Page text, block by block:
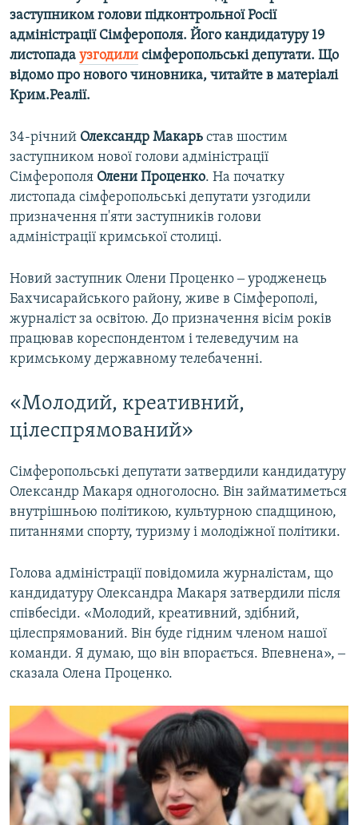
заступником голови підконтрольної Росії
адміністрації Сімферополя. Його кандидатуру 19
листопада узгодили сімферопольські депутати. Що
відомо про нового чиновника, читайте в матеріалі
Крим.Реалії.
34-річний Олександр Макарь став шостим
заступником нової голови адміністрації
Сімферополя Олени Проценко. На початку
листопада сімферопольські депутати узгодили
призначення п'яти заступників голови
адміністрації кримської столиці.
Новий заступник Олени Проценко ‒ уродженець
Бахчисарайського району, живе в Сімферополі,
журналіст за освітою. До призначення вісім років
працював кореспондентом і телеведучим на
кримському державному телебаченні.
«Молодий, креативний,
цілеспрямований»
Сімферопольські депутати затвердили кандидатуру
Олександр Макаря одноголосно. Він займатиметься
внутрішньою політикою, культурною спадщиною,
питаннями спорту, туризму і молодіжної політики.
Голова адміністрації повідомила журналістам, що
кандидатуру Олександра Макаря затвердили після
співбесіди. «Молодий, креативний, здібний,
цілеспрямований. Він буде гідним членом нашої
команди. Я думаю, що він впорається. Впевнена», ‒
сказала Олена Проценко.